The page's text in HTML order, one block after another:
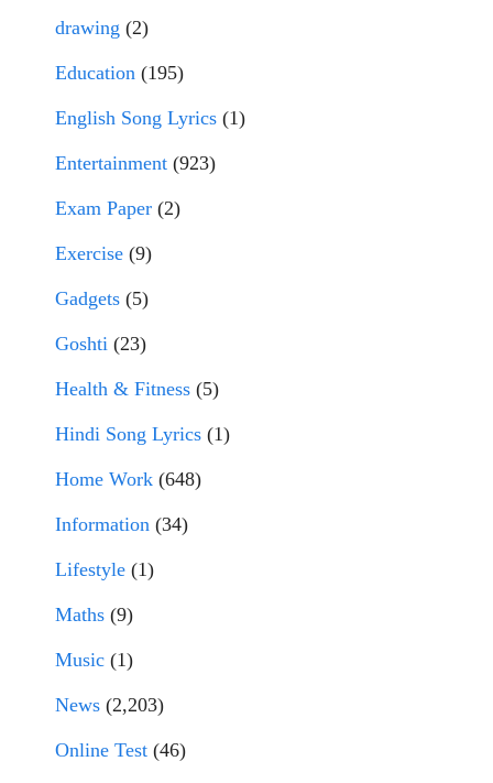
drawing (2)
Education (195)
English Song Lyrics (1)
Entertainment (923)
Exam Paper (2)
Exercise (9)
Gadgets (5)
Goshti (23)
Health & Fitness (5)
Hindi Song Lyrics (1)
Home Work (648)
Information (34)
Lifestyle (1)
Maths (9)
Music (1)
News (2,203)
Online Test (46)